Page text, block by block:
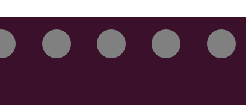
LinkedIn-Seite der TU Darmstadt
Instagram-Kanal der TU
Bluesky-Kanal der